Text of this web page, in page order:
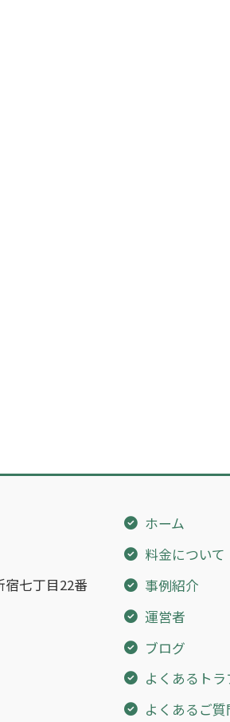
七丁目22番
ホーム
料金について
事例紹介
運営者
ブログ
よくあるト
よくあるご質